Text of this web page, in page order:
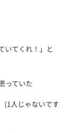
いてくれ！」と
っていた
(1人じゃないです